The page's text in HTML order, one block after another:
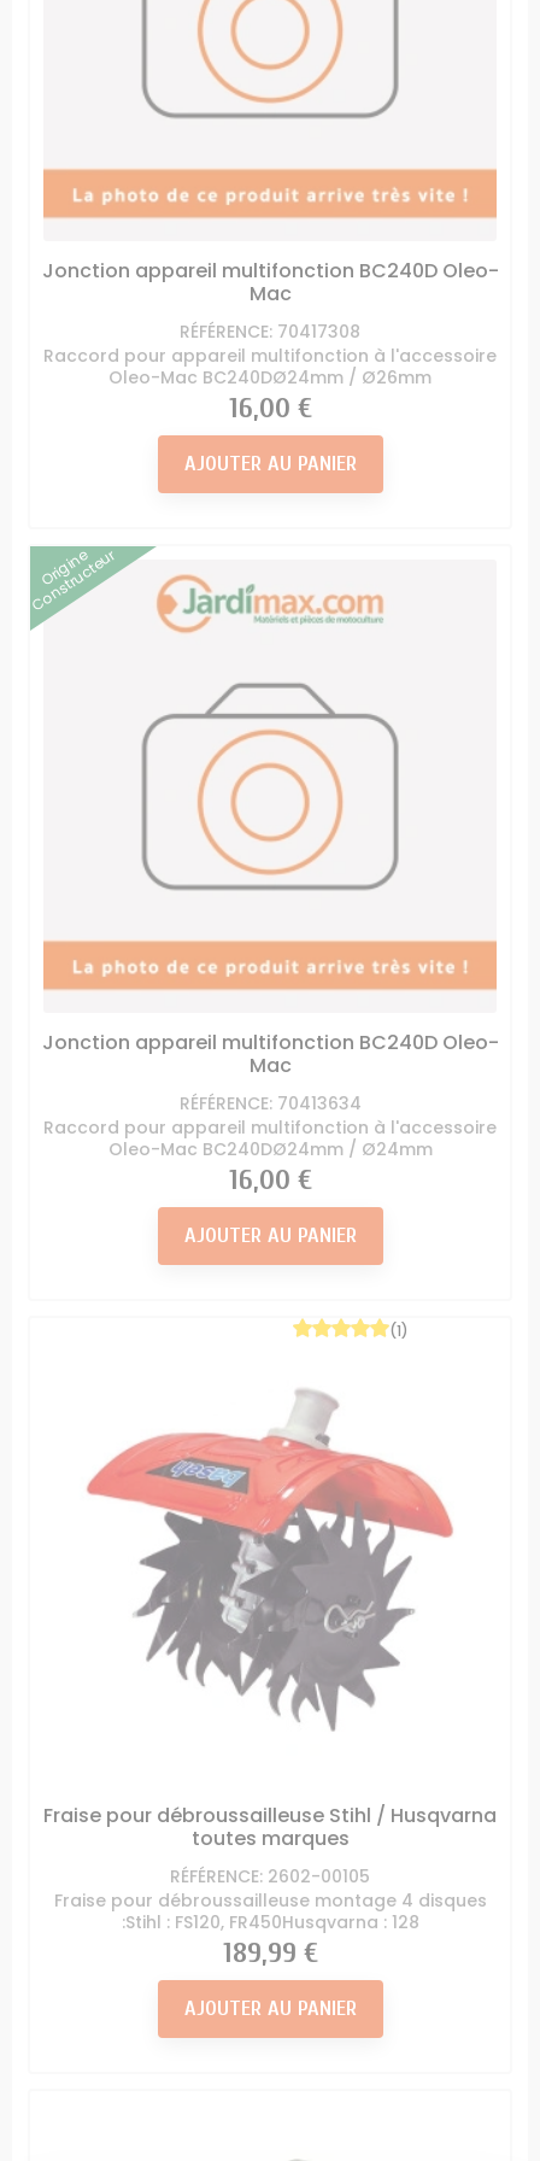
Jonction appareil multifonction BC240D Oleo-
Mac
RÉFÉRENCE: 70417308
Raccord pour appareil multifonction à l'accessoire
Oleo-Mac BC240DØ24mm / Ø26mm
Prix
16,00 €
AJOUTER AU PANIER
Origine
Constructeur
Jonction appareil multifonction BC240D Oleo-
Mac
RÉFÉRENCE: 70413634
Raccord pour appareil multifonction à l'accessoire
Oleo-Mac BC240DØ24mm / Ø24mm
Prix
16,00 €
AJOUTER AU PANIER
Fraise pour débroussailleuse Stihl / Husqvarna
toutes marques
RÉFÉRENCE: 2602-00105
Fraise pour débroussailleuse montage 4 disques
:Stihl : FS120, FR450Husqvarna : 128
(1)
Prix
189,99 €
AJOUTER AU PANIER